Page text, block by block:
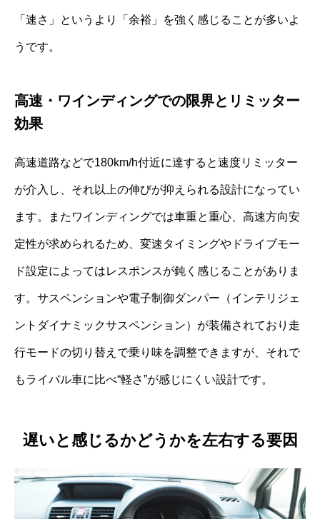
「速さ」というより「余裕」を強く感じることが多いよ
うです。
高速・ワインディングでの限界とリミッター
効果
高速道路などで180km/h付近に達すると速度リミッター
が介入し、それ以上の伸びが抑えられる設計になってい
ます。またワインディングでは車重と重心、高速方向安
定性が求められるため、変速タイミングやドライブモー
ド設定によってはレスポンスが鈍く感じることがありま
す。サスペンションや電子制御ダンパー（インテリジェ
ントダイナミックサスペンション）が装備されており走
行モードの切り替えで乗り味を調整できますが、それで
もライバル車に比べ“軽さ”が感じにくい設計です。
遅いと感じるかどうかを左右する要因